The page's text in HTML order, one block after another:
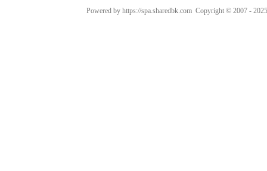
Powered by https://spa.sharedbk.com Copyright © 2007 -